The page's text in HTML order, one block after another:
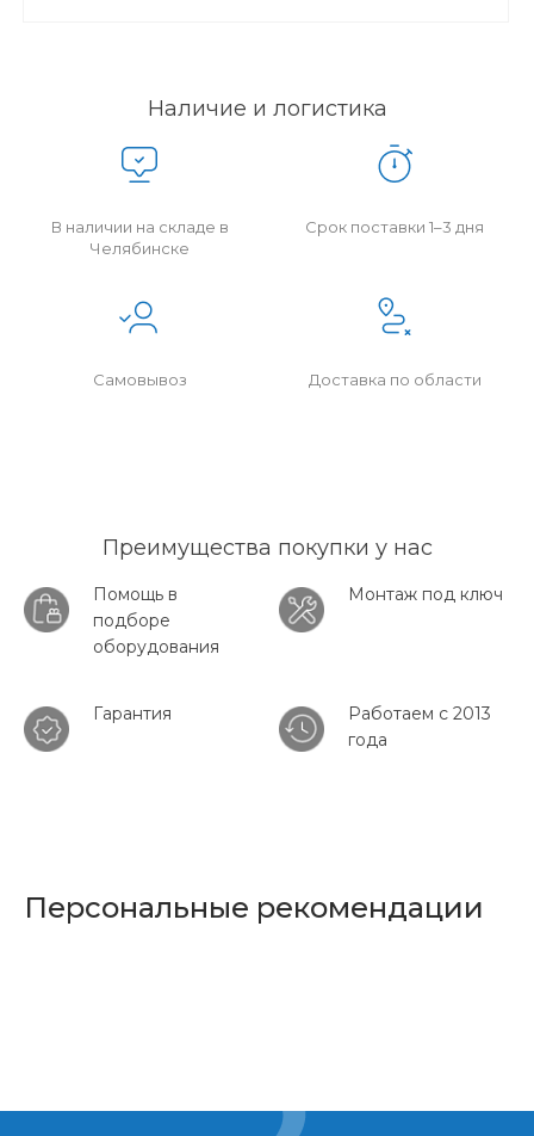
Наличие и логистика
В наличии на складе в
Челябинске
Срок поставки 1–3 дня
Самовывоз Доставка по области
Преимущества покупки у нас
Помощь в
подборе
оборудования
Монтаж под ключ
Гарантия
Работаем с 2013
года
Персональные рекомендации